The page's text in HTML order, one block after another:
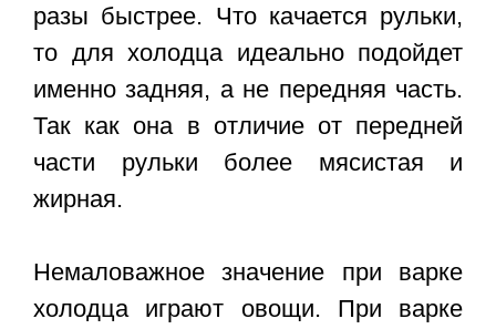
разы быстрее. Что качается рульки,
то для холодца идеально подойдет
именно задняя, а не передняя часть.
Так как она в отличие от передней
части рульки более мясистая и
жирная.
Немаловажное значение при варке
холодца играют овощи. При варке